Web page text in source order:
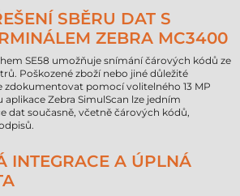
SBĚRU DAT S
ZEBRA MC3400
SE58 umožňuje snímání čárových kódů ze
Poškozené zboží nebo jiné důležité
zdokumentovat pomocí volitelného 13 MP
Zebra SimulScan lze jedním
dat současně, včetně čárových kódů,
INTEGRACE A ÚPLNÁ